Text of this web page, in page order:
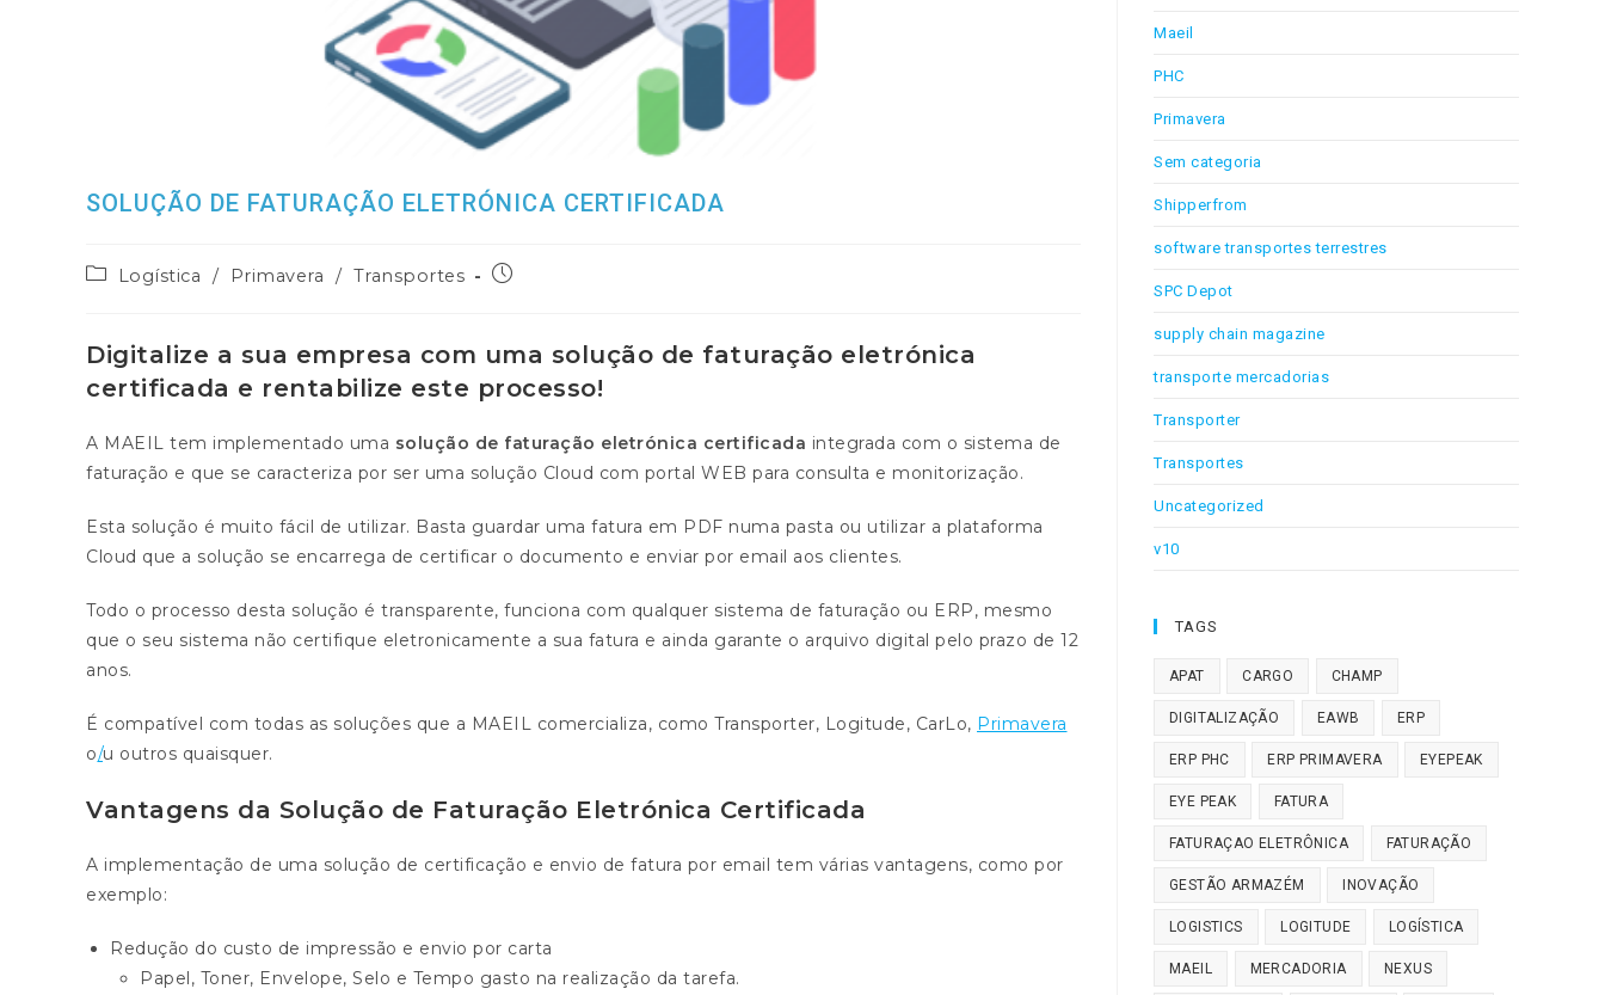
SOLUÇÃO DE FATURAÇÃO ELETRÓNICA CERTIFICADA
PostLogística / Primavera / Transportes
Post
Digitalize a sua empresa com uma solução de faturação eletrónica
certificada e rentabilize este processo!
A MAEIL tem implementado uma solução de faturação eletrónica certificada integrada com o sistema de
faturação e que se caracteriza por ser uma solução Cloud com portal WEB para consulta e monitorização.
Esta solução é muito fácil de utilizar. Basta guardar uma fatura em PDF numa pasta ou utilizar a plataforma
Cloud que a solução se encarrega de certificar o documento e enviar por email aos clientes.
Todo o processo desta solução é transparente, funciona com qualquer sistema de faturação ou ERP, mesmo
que o seu sistema não certifique eletronicamente a sua fatura e ainda garante o arquivo digital pelo prazo de 12
anos.
É compatível com todas as soluções que a MAEIL comercializa, como Transporter, Logitude, CarLo, Primavera
o/u outros quaisquer.
Vantagens da Solução de Faturação Eletrónica Certificada
A implementação de uma solução de certificação e envio de fatura por email tem várias vantagens, como por
exemplo:
Redução do custo de impressão e envio por carta
Papel, Toner, Envelope, Selo e Tempo gasto na realização da tarefa.
Maeil
PHC
Primavera
Sem categoria
Shipperfrom
software transportes terrestres
SPC Depot
supply chain magazine
transporte mercadorias
Transporter
Transportes
Uncategorized
v10
TAGS
APAT CARGO CHAMP
DIGITALIZAÇÃO EAWB ERP
ERP PHC ERP PRIMAVERA EYEPEAK
EYE PEAK FATURA
FATURAÇAO ELETRÔNICA FATURAÇÃO
GESTÃO ARMAZÉM INOVAÇÃO
LOGISTICS LOGITUDE LOGÍSTICA
MAEIL MERCADORIA NEXUS